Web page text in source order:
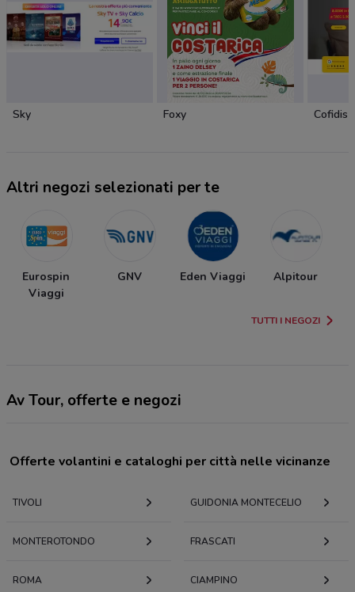
Sky Foxy Cofidis
Altri negozi selezionati per te
Eurospin
Viaggi
GNV Eden Viaggi Alpitour
TUTTI I NEGOZI
Av Tour, offerte e negozi
Offerte volantini e cataloghi per città nelle vicinanze
TIVOLI GUIDONIA MONTECELIO
MONTEROTONDO FRASCATI
ROMA CIAMPINO